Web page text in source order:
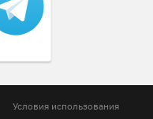
Условия использования